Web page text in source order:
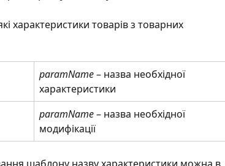
характеристики товарів з товарних
paramName – назва необхідної
характеристики
paramName – назва необхідної
модифікації